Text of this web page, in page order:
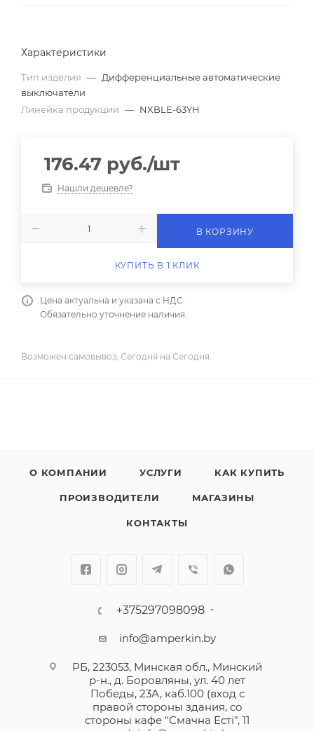
Характеристики
Тип изделия — Дифференциальные автоматические
выключатели
Линейка продукции — NXBLE-63YH
176.47 руб./шт
Нашли дешевле?
В КОРЗИНУ
КУПИТЬ В 1 КЛИК
Цена актуальна и указана с НДС.
Обязательно уточнение наличия.
Возможен самовывоз, Сегодня на Сегодня.
О КОМПАНИИ УСЛУГИ КАК КУПИТЬ
ПРОИЗВОДИТЕЛИ МАГАЗИНЫ
КОНТАКТЫ
+375297098098
info@amperkin.by
РБ, 223053, Минская обл., Минский
р-н., д. Боровляны, ул. 40 лет
Победы, 23А, каб.100 (вход с
правой стороны здания, со
стороны кафе "Смачна Естi", 11